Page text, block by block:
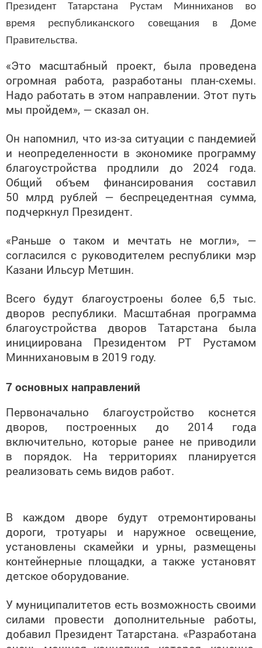
Президент Татарстана Рустам Минниханов во
время республиканского совещания в Доме
Правительства.
«Это масштабный проект, была проведена
огромная работа, разработаны план-схемы.
Надо работать в этом направлении. Этот путь
мы пройдем», — сказал он.
Он напомнил, что из-за ситуации с пандемией
и неопределенности в экономике программу
благоустройства продлили до 2024 года.
Общий объем финансирования составил
50 млрд рублей — беспрецедентная сумма,
подчеркнул Президент.
«Раньше о таком и мечтать не могли», —
согласился с руководителем республики мэр
Казани Ильсур Метшин.
Всего будут благоустроены более 6,5 тыс.
дворов республики. Масштабная программа
благоустройства дворов Татарстана была
инициирована Президентом РТ Рустамом
Миннихановым в 2019 году.
7 основных направлений
Первоначально благоустройство коснется
дворов, построенных до 2014 года
включительно, которые ранее не приводили
в порядок. На территориях планируется
реализовать семь видов работ.
В каждом дворе будут отремонтированы
дороги, тротуары и наружное освещение,
установлены скамейки и урны, размещены
контейнерные площадки, а также установят
детское оборудование.
У муниципалитетов есть возможность своими
силами провести дополнительные работы,
добавил Президент Татарстана. «Разработана